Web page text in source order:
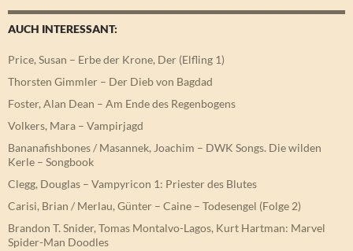
AUCH INTERESSANT:
Price, Susan – Erbe der Krone, Der (Elfling 1)
Thorsten Gimmler – Der Dieb von Bagdad
Foster, Alan Dean – Am Ende des Regenbogens
Volkers, Mara – Vampirjagd
Bananafishbones / Masannek, Joachim – DWK Songs. Die wilden
Kerle – Songbook
Clegg, Douglas – Vampyricon 1: Priester des Blutes
Carisi, Brian / Merlau, Günter – Caine – Todesengel (Folge 2)
Brandon T. Snider, Tomas Montalvo-Lagos, Kurt Hartman: Marvel
Spider-Man Doodles